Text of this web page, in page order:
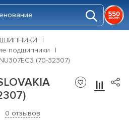
подшипники
(70-32307)
0 отзывов